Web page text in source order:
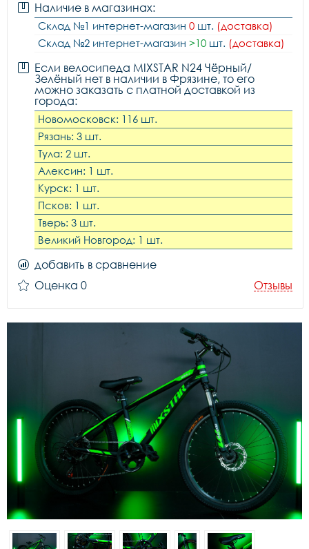
Наличие в магазинах:
Склад №1 интернет-магазин 0 шт. (доставка)
Склад №2 интернет-магазин >10 шт. (доставка)
Если велосипеда MIXSTAR N24 Чёрный/
Зелёный нет в наличии в Фрязине, то его
можно заказать с платной доставкой из
города:
Новомосковск: 116 шт.
Рязань: 3 шт.
Тула: 2 шт.
Алексин: 1 шт.
Курск: 1 шт.
Псков: 1 шт.
Тверь: 3 шт.
Великий Новгород: 1 шт.
добавить в сравнение
Оценка 0
Отзывы